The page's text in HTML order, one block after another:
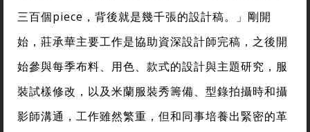
三百個piece，背後就是幾千張的設計稿。」剛開
始，莊承華主要工作是協助資深設計師完稿，之後開
始參與每季布料、用色、款式的設計與主題研究，服
裝試樣修改，以及米蘭服裝秀籌備、型錄拍攝時和攝
影師溝通，工作雖然繁重，但和同事培養出緊密的革